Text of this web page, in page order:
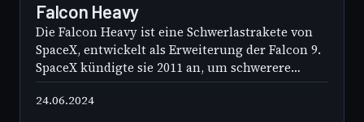
Falcon Heavy
Die Falcon Heavy ist eine Schwerlastrakete von
SpaceX, entwickelt als Erweiterung der Falcon 9.
SpaceX kündigte sie 2011 an, um schwerere
Nutzlasten ins All zu bringen. Die Rakete besteht
aus drei Falcon-9-Erststufen: einer zentralen
24.06.2024